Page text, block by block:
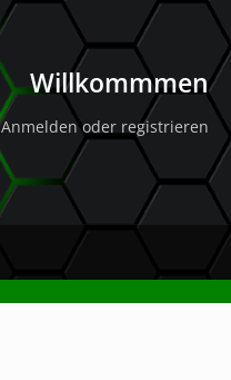
Willkommmen
Anmelden oder registrieren